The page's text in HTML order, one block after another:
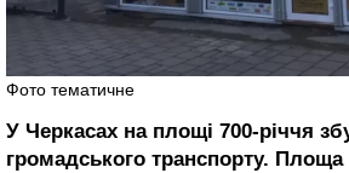
Фото тематичне
У Черкасах на площі 700-річчя
громадського транспорту.